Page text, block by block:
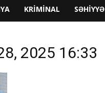
KRIMINAL SƏHIYYƏ
2025 16:33